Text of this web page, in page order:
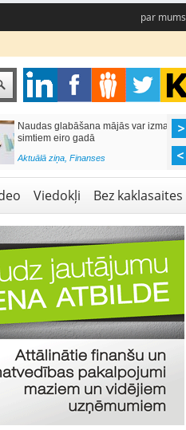
par mums
glabāšana mājās var izmaksāt
simtiem eiro gadā
Aktuālā ziņa,Finanses
Viedokļi Bez kaklasaites